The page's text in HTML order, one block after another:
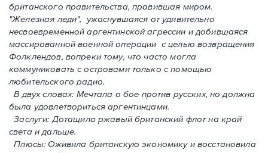
британского правительства, правившая миром.
"Железная леди", ужаснувшаяся от удивительно
несвоевременной аргентинской агрессии и добившаяся
массированной военной операции с целью возвращения
Фолклендов, вопреки тому, что часто могла
коммуниковать с островами только с помощью
любительского радио.
В двух словах: Мечтала о бое против русских, но должна
была удовлетвориться аргентинцами.
Заслуги: Дотащила ржавый британский флот на край
света и дальше.
Плюсы: Оживила британскую экономику и восстановила